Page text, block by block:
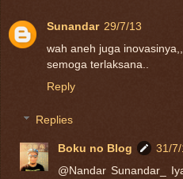
Sunandar 29/7/13
wah aneh juga
semoga terlaksana..
Reply
Replies
Boku no Blog
31/
@Nandar Sunandar_